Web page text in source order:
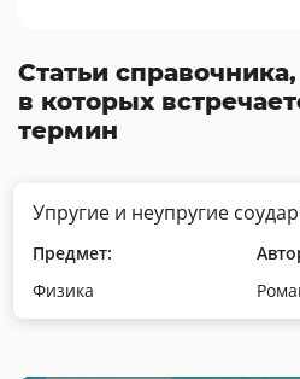
Статьи справочника,
в которых
термин
Упругие и неупругие
Предмет:
Физика